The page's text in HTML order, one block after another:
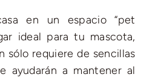
en un espacio “pet
ideal para tu mascota,
sólo requiere de sencillas
ayudarán a mantener al